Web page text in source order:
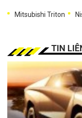
Mitsubishi Triton
TIN